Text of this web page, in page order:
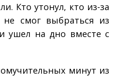
Кто утонул, кто из-­за
смог выбраться из
ушел на дно вместе с
минут из